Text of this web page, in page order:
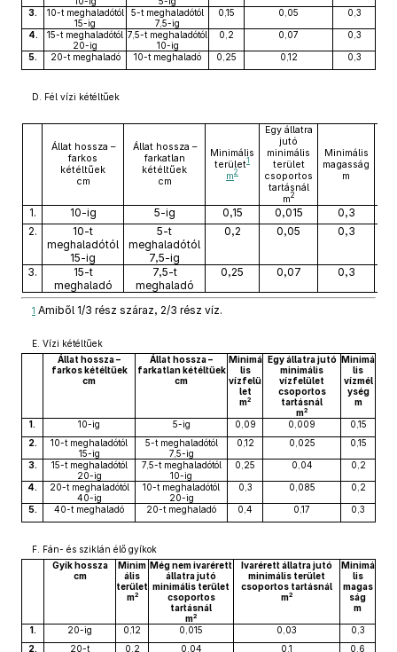
3.
10-t meghaladótól
15-ig
5-t meghaladótól
7,5-ig
0,15 0,05 0,3
4.
15-t meghaladótól
20-ig
7,5-t meghaladótól
10-ig
0,2 0,07 0,3
5. 20-t meghaladó 10-t meghaladó 0,25 0,12 0,3
D. Fél vízi kétéltűek
Állat hossza –
farkos
kétéltűek
cm
Állat hossza –
farkatlan
kétéltűek
cm
Minimális
terület1
m2
Egy állatra
jutó
minimális
terület
csoportos
tartásnál
m2
Minimális
magasság
m
1. 10-ig 5-ig 0,15 0,015
0,3
2.
10-t
meghaladótól
15-ig
5-t
meghaladótól
7,5-ig
0,2 0,05 0,3
3.
15-t
meghaladó
7,5-t
meghaladó
0,25 0,07 0,3
1 Amiből 1/3 rész száraz, 2/3 rész víz.
E. Vízi kétéltűek
Állat hossza –
farkos kétéltűek
cm
Állat hossza –
farkatlan kétéltűek
cm
Minimá
lis
vízfelü
let
m2
Egy állatra jutó
minimális
vízfelület
csoportos
tartásnál
m2
Minimá
lis
vízmél
ység
m
1. 10-ig 5-ig 0,09 0,009
0,15
2.
10-t meghaladótól
15-ig
5-t meghaladótól
7,5-ig
0,12 0,025 0,15
3.
15-t meghaladótól
20-ig
7,5-t meghaladótól
10-ig
0,25 0,04 0,2
4.
20-t meghaladótól
40-ig
10-t meghaladótól
20-ig
0,3 0,085 0,2
5. 40-t meghaladó 20-t meghaladó 0,4 0,17 0,3
F. Fán- és sziklán élő gyíkok
Gyík hossza
cm
Minim
ális
terület
m2
Még nem ivarérett
állatra jutó
minimális terület
csoportos
tartásnál
m2
Ivarérett állatra jutó
minimális terület
csoportos tartásnál
m2
Minimá
lis
magas
ság
m
1. 20-ig 0,12 0,015 0,03
0,3
2.
20-t 0,2 0,04 0,1 0,6